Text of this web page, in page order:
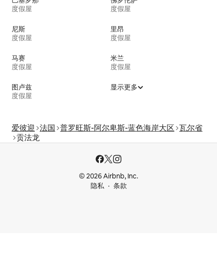
度假屋
度假屋
尼斯
度假屋
里昂
度假屋
马赛
度假屋
米兰
度假屋
图卢兹
度假屋
显示更多
爱彼迎 法国 普罗旺斯-阿尔卑斯-蓝色海岸大区 瓦尔省
贡法龙
© 2026 Airbnb, Inc.
隐私
条款